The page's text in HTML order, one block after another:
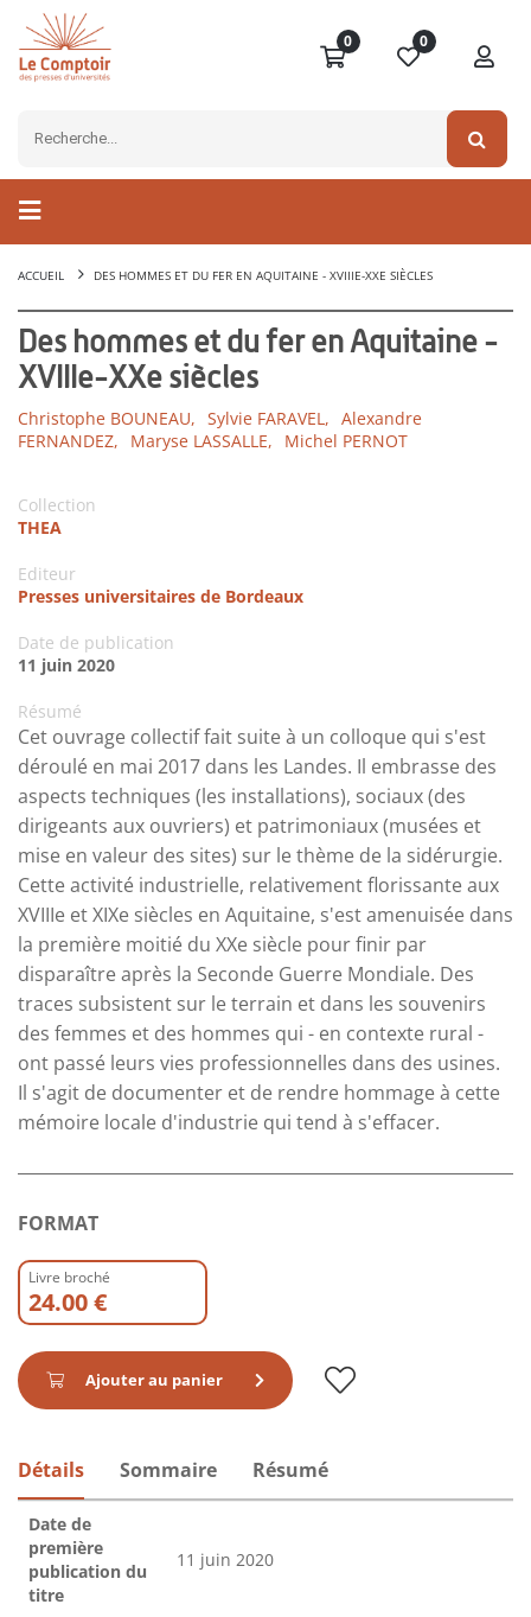
0 0
ACCUEIL DES HOMMES ET DU FER EN AQUITAINE - XVIIIE-XXE SIÈCLES
Des hommes et du fer en Aquitaine -
XVIIIe-XXe siècles
Christophe BOUNEAU, Sylvie FARAVEL, Alexandre
FERNANDEZ,
Maryse LASSALLE, Michel PERNOT
Collection
THEA
Editeur
Presses universitaires de Bordeaux
Date de publication
11 juin 2020
Résumé
Cet ouvrage collectif fait suite à un colloque qui s'est
déroulé en mai 2017 dans les Landes. Il embrasse des
aspects techniques (les installations), sociaux (des
dirigeants aux ouvriers) et patrimoniaux (musées et
mise en valeur des sites) sur le thème de la sidérurgie.
Cette activité industrielle, relativement florissante aux
XVIIIe et XIXe siècles en Aquitaine, s'est amenuisée dans
la première moitié du XXe siècle pour finir par
disparaître après la Seconde Guerre Mondiale. Des
traces subsistent sur le terrain et dans les souvenirs
des femmes et des hommes qui - en contexte rural -
ont passé leurs vies professionnelles dans des usines.
Il s'agit de documenter et de rendre hommage à cette
mémoire locale d'industrie qui tend à s'effacer.
FORMAT
Livre broché
24.00 €
Ajouter au panier
Détails Sommaire Résumé
Date de
première
publication du
titre
11 juin 2020